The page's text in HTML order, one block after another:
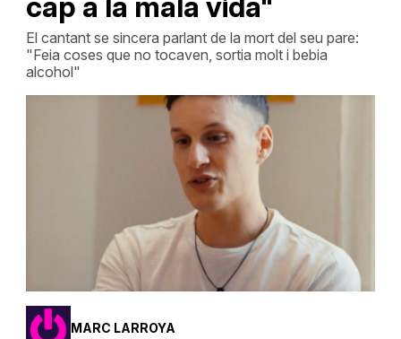
El cantant se sincera parlant de la mort del seu pare:
"Feia coses que no tocaven, sortia molt i bebia
alcohol"
MARC LARROYA